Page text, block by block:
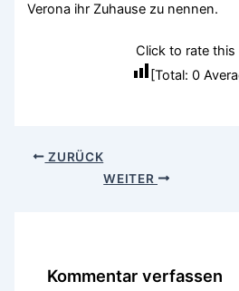
Verona ihr Zuhause zu nennen.
Click to rate this
[Total: 0
ZURÜCK
WEITER
Kommentar verfassen